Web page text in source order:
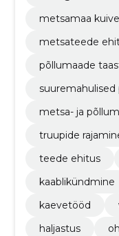
metsamaa
metsateede
põllumaade
suuremahulised
metsa- ja
truupide
teede ehitus
kaablikündmine
kaevetööd
haljastus